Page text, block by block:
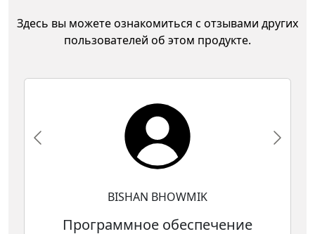
Здесь вы можете ознакомиться с отзывами других
пользователей об этом продукте.
BISHAN BHOWMIK
Программное обеспечение